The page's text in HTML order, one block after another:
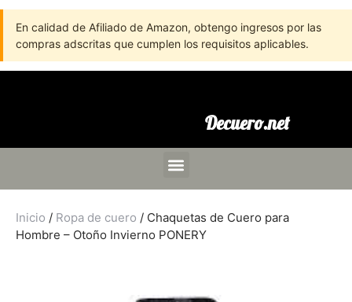
En calidad de Afiliado de Amazon, obtengo ingresos por las
compras adscritas que cumplen los requisitos aplicables.
Decuero.net
Inicio / Ropa de cuero / Chaquetas de Cuero para
Hombre – Otoño Invierno PONERY